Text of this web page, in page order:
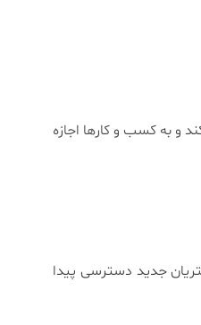
و به کسب و کارها اجازه
جدید دسترسی پیدا